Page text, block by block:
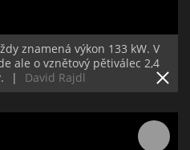
znamená výkon 133 kW. V
ale o vznětový pětiválec 2,4
| David Rajdl